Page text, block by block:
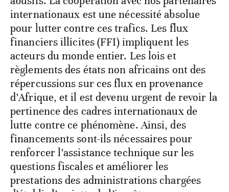
internationaux est une nécessité absolue
pour lutter contre ces trafics. Les flux
financiers illicites (FFI) impliquent les
acteurs du monde entier. Les lois et
règlements des états non africains ont des
répercussions sur ces flux en provenance
d’Afrique, et il est devenu urgent de revoir la
pertinence des cadres internationaux de
lutte contre ce phénomène. Ainsi, des
financements sont-ils nécessaires pour
renforcer l’assistance technique sur les
questions fiscales et améliorer les
prestations des administrations chargées